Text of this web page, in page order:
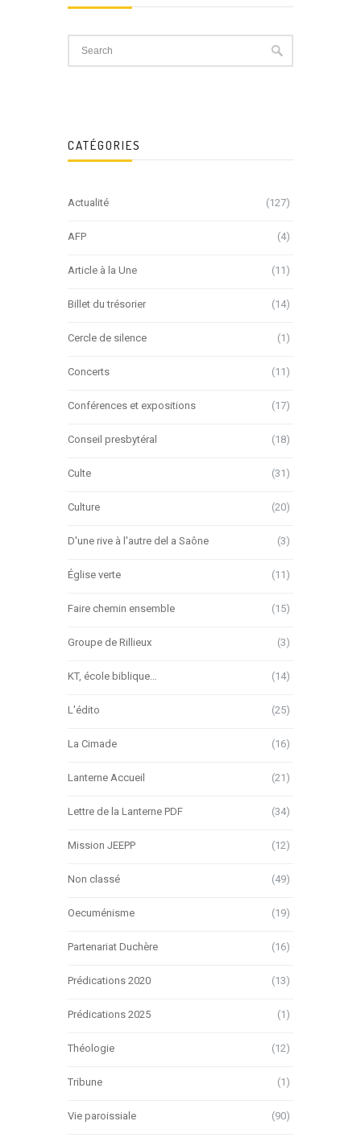
CATÉGORIES
Actualité (127)
AFP (4)
Article à la Une (11)
Billet du trésorier (14)
Cercle de silence (1)
Concerts (11)
Conférences et expositions (17)
Conseil presbytéral (18)
Culte (31)
Culture (20)
D'une rive à l'autre del a Saône (3)
Église verte (11)
Faire chemin ensemble (15)
Groupe de Rillieux (3)
KT, école biblique… (14)
L'édito (25)
La Cimade (16)
Lanterne Accueil (21)
Lettre de la Lanterne PDF (34)
Mission JEEPP (12)
Non classé (49)
Oecuménisme (19)
Partenariat Duchère (16)
Prédications 2020 (13)
Prédications 2025 (1)
Théologie (12)
Tribune (1)
Vie paroissiale (90)